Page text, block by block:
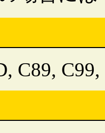
C89,